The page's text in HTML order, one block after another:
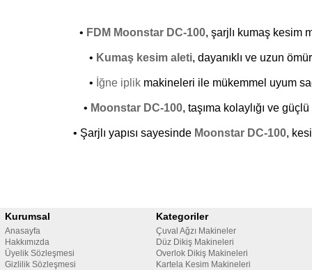
• FDM Moonstar DC-100, şarjlı kumaş kesim
• Kumaş kesim aleti, dayanıklı ve uzun
• İğne iplikmakineleri ile mükemmel uyum
• Moonstar DC-100, taşıma kolaylığı ve
• Şarjlı yapısı sayesinde Moonstar DC-100,
Kurumsal
Anasayfa
Hakkımızda
Üyelik Sözleşmesi
Gizlilik Sözleşmesi
Kategoriler
Çuval Ağzı Makineler
Düz Dikiş Makineleri
Overlok Dikiş Makineleri
Kartela Kesim Makineleri